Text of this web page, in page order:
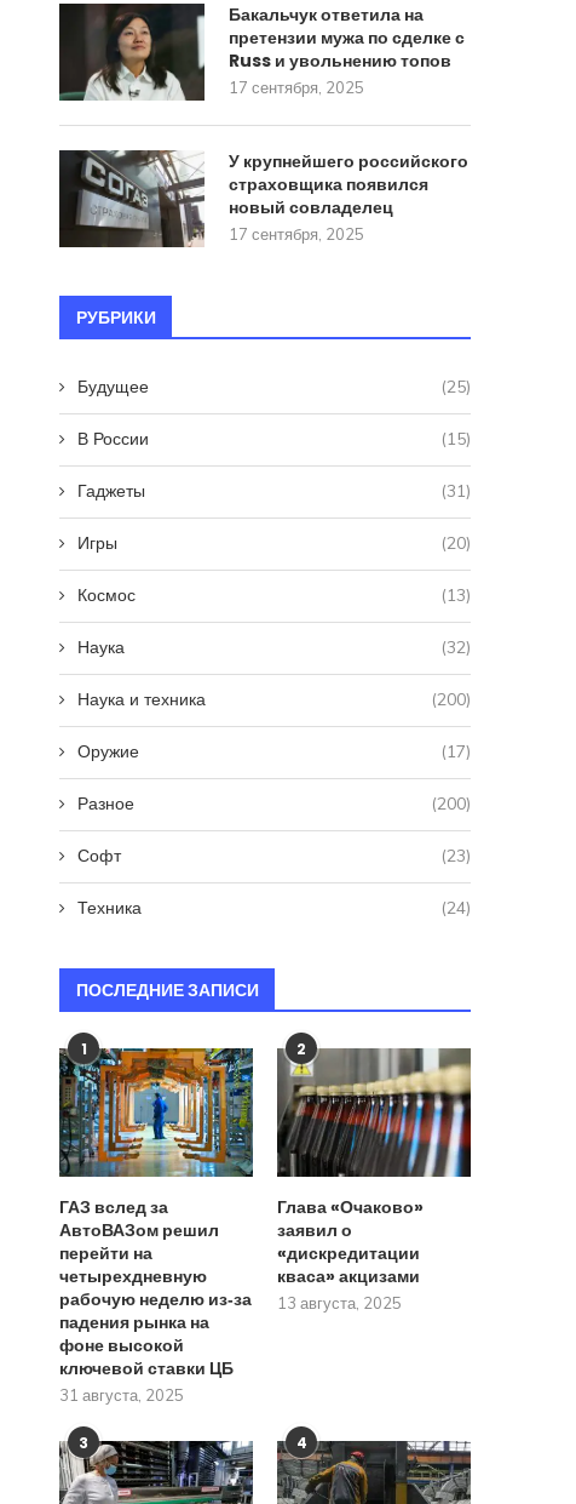
Бакальчук ответила на
претензии мужа по сделке с
Russ и увольнению топов
17 сентября, 2025
У крупнейшего российского
страховщика появился
новый совладелец
17 сентября, 2025
РУБРИКИ
Будущее (25)
В России (15)
Гаджеты (31)
Игры (20)
Космос (13)
Наука (32)
Наука и техника (200)
Оружие (17)
Разное (200)
Софт (23)
Техника (24)
ПОСЛЕДНИЕ ЗАПИСИ
1
ГАЗ вслед за
АвтоВАЗом решил
перейти на
четырехдневную
рабочую неделю из‑за
падения рынка на
фоне высокой
ключевой ставки ЦБ
31 августа, 2025
2
Глава «Очаково»
заявил о
«дискредитации
кваса» акцизами
13 августа, 2025
3 4